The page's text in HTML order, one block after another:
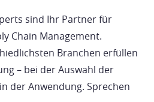
sind Ihr Partner für
Chain Management.
Branchen erfüllen
– bei der Auswahl der
der Anwendung. Sprechen